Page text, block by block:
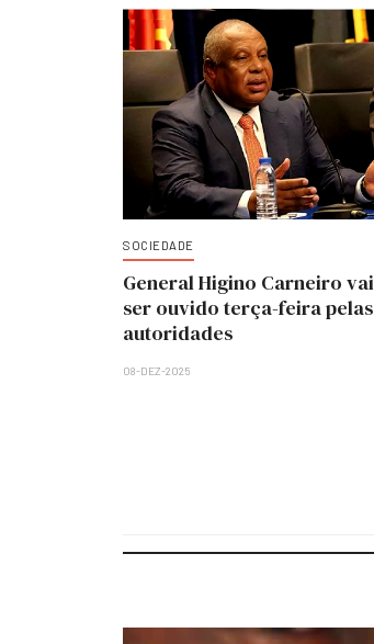
SOCIEDADE
General Higino Carneiro vai
ser ouvido terça-feira pelas
autoridades
08-DEZ-2025